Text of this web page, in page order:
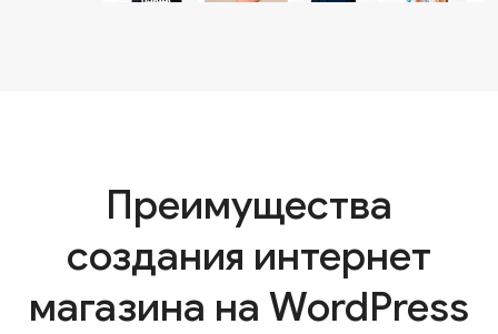
Преимущества
создания интернет
магазина на WordPress